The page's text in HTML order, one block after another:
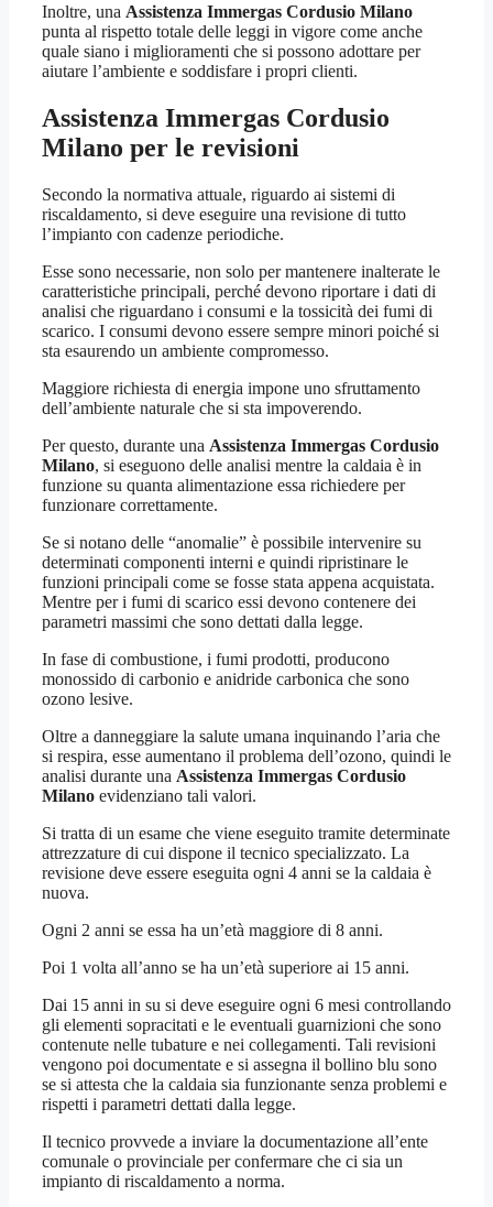
Inoltre, una Assistenza Immergas Cordusio Milano
punta al rispetto totale delle leggi in vigore come anche
quale siano i miglioramenti che si possono adottare per
aiutare l’ambiente e soddisfare i propri clienti.
Assistenza Immergas Cordusio
Milano per le revisioni
Secondo la normativa attuale, riguardo ai sistemi di
riscaldamento, si deve eseguire una revisione di tutto
l’impianto con cadenze periodiche.
Esse sono necessarie, non solo per mantenere inalterate le
caratteristiche principali, perché devono riportare i dati di
analisi che riguardano i consumi e la tossicità dei fumi di
scarico. I consumi devono essere sempre minori poiché si
sta esaurendo un ambiente compromesso.
Maggiore richiesta di energia impone uno sfruttamento
dell’ambiente naturale che si sta impoverendo.
Per questo, durante una Assistenza Immergas Cordusio
Milano, si eseguono delle analisi mentre la caldaia è in
funzione su quanta alimentazione essa richiedere per
funzionare correttamente.
Se si notano delle “anomalie” è possibile intervenire su
determinati componenti interni e quindi ripristinare le
funzioni principali come se fosse stata appena acquistata.
Mentre per i fumi di scarico essi devono contenere dei
parametri massimi che sono dettati dalla legge.
In fase di combustione, i fumi prodotti, producono
monossido di carbonio e anidride carbonica che sono
ozono lesive.
Oltre a danneggiare la salute umana inquinando l’aria che
si respira, esse aumentano il problema dell’ozono, quindi le
analisi durante una Assistenza Immergas Cordusio
Milano evidenziano tali valori.
Si tratta di un esame che viene eseguito tramite determinate
attrezzature di cui dispone il tecnico specializzato. La
revisione deve essere eseguita ogni 4 anni se la caldaia è
nuova.
Ogni 2 anni se essa ha un’età maggiore di 8 anni.
Poi 1 volta all’anno se ha un’età superiore ai 15 anni.
Dai 15 anni in su si deve eseguire ogni 6 mesi controllando
gli elementi sopracitati e le eventuali guarnizioni che sono
contenute nelle tubature e nei collegamenti. Tali revisioni
vengono poi documentate e si assegna il bollino blu sono
se si attesta che la caldaia sia funzionante senza problemi e
rispetti i parametri dettati dalla legge.
Il tecnico provvede a inviare la documentazione all’ente
comunale o provinciale per confermare che ci sia un
impianto di riscaldamento a norma.